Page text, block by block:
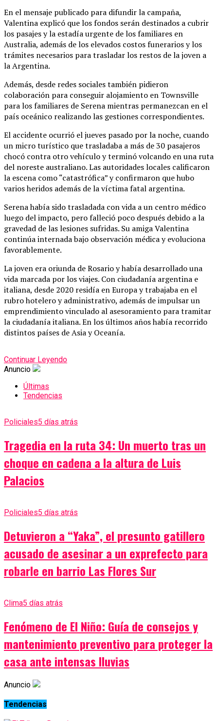
En el mensaje publicado para difundir la campaña,
Valentina explicó que los fondos serán destinados a cubrir
los pasajes y la estadía urgente de los familiares en
Australia, además de los elevados costos funerarios y los
trámites necesarios para trasladar los restos de la joven a
la Argentina.
Además, desde redes sociales también pidieron
colaboración para conseguir alojamiento en Townsville
para los familiares de Serena mientras permanezcan en el
país oceánico realizando las gestiones correspondientes.
El accidente ocurrió el jueves pasado por la noche, cuando
un micro turístico que trasladaba a más de 30 pasajeros
chocó contra otro vehículo y terminó volcando en una ruta
del noreste australiano. Las autoridades locales calificaron
la escena como “catastrófica” y confirmaron que hubo
varios heridos además de la víctima fatal argentina.
Serena había sido trasladada con vida a un centro médico
luego del impacto, pero falleció poco después debido a la
gravedad de las lesiones sufridas. Su amiga Valentina
continúa internada bajo observación médica y evoluciona
favorablemente.
La joven era oriunda de Rosario y había desarrollado una
vida marcada por los viajes. Con ciudadanía argentina e
italiana, desde 2020 residía en Europa y trabajaba en el
rubro hotelero y administrativo, además de impulsar un
emprendimiento vinculado al asesoramiento para tramitar
la ciudadanía italiana. En los últimos años había recorrido
distintos países de Asia y Oceanía.
Continuar Leyendo
Anuncio
Últimas
Tendencias
Policiales5 días atrás
Tragedia en la ruta 34: Un muerto tras un
choque en cadena a la altura de Luis
Palacios
Policiales5 días atrás
Detuvieron a “Yaka”, el presunto gatillero
acusado de asesinar a un exprefecto para
robarle en barrio Las Flores Sur
Clima5 días atrás
Fenómeno de El Niño: Guía de consejos y
mantenimiento preventivo para proteger la
casa ante intensas lluvias
Anuncio
Tendencias